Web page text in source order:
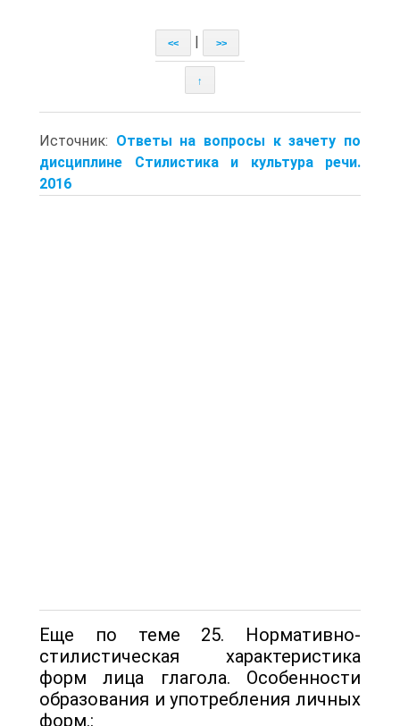
<< >>
↑
Источник: Ответы на вопросы к зачету по
дисциплине Стилистика и культура речи.
2016
Еще по теме 25. Нормативно-
стилистическая характеристика
форм лица глагола. Особенности
образования и употребления личных
форм.: